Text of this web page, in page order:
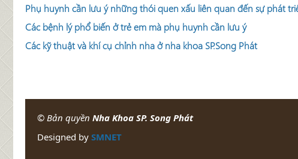
Phụ huynh cần lưu ý những thói quen xấu liên quan đến sự phát
Các bệnh lý phổ biến ở trẻ em mà phụ huynh cần lưu ý
Các kỹ thuật và khí cụ chỉnh nha ở nha khoa SP.Song Phát
© Bản quyền Nha Khoa SP. Song Phát
Designed by SMNET